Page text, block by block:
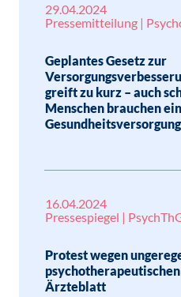
29.04.2024
Pressemitteilung |
Geplantes Gesetz zur
greift zu kurz – auch
Menschen brauchen
Gesundheitsversorgung
16.04.2024
Pressespiegel |
Protest wegen
Ärzteblatt